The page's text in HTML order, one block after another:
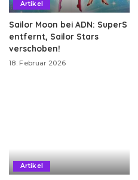
Artikel
Sailor Moon bei ADN: SuperS
entfernt, Sailor Stars
verschoben!
18. Februar 2026
Artikel